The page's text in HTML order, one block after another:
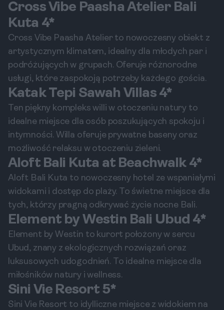
Cross Vibe Paasha Atelier Bali
Kuta 4*
Cross Vibe Paasha Atelier to nowoczesny obiekt z
artystycznym klimatem, idealny dla młodych par i
podróżujących w grupach. Oferuje różnorodne
usługi, które zaspokoją potrzeby każdego gościa.
Katak Tepi Sawah Villas 4*
Ten piękny kompleks willi w otoczeniu natury to
idealne miejsce dla osób poszukujących spokoju i
intymności. Willa oferuje prywatne baseny oraz
możliwość relaksu w otoczeniu zieleni.
Aloft Bali Kuta at Beachwalk 4*
Aloft Bali Kuta to nowoczesny hotel ze wspaniałymi
widokami i dostęp do plaży. To świetne miejsce dla
tych, którzy pragną odkrywać życie nocne Bali.
Element by Westin Bali Ubud 4*
Element by Westin to kurort położony w sercu
Ubud, znany z ekologicznych rozwiązań oraz
luksusowych udogodnień. To idealne miejsce dla
miłośników natury i wellness.
Sini Vie Resort 5*
Sini Vie Resort to idylliczne miejsce z widokiem na